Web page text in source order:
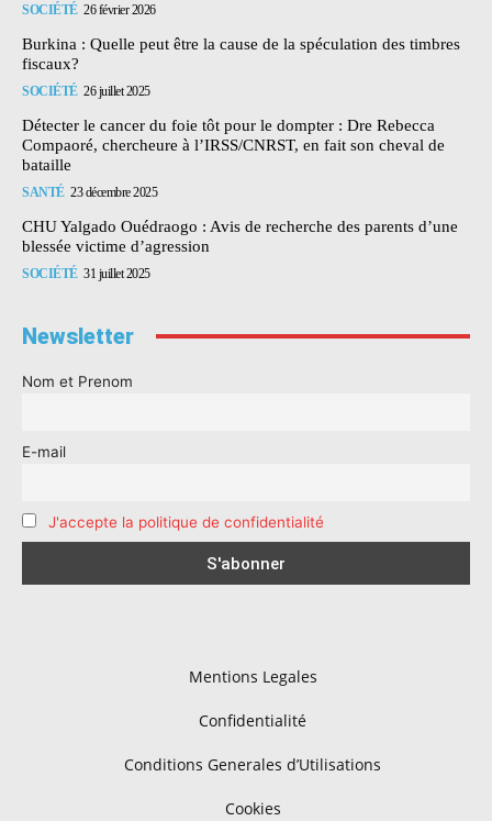
SOCIÉTÉ 26 février 2026
Burkina : Quelle peut être la cause de la spéculation des timbres
fiscaux?
SOCIÉTÉ 26 juillet 2025
Détecter le cancer du foie tôt pour le dompter : Dre Rebecca
Compaoré, chercheure à l’IRSS/CNRST, en fait son cheval de
bataille
SANTÉ 23 décembre 2025
CHU Yalgado Ouédraogo : Avis de recherche des parents d’une
blessée victime d’agression
SOCIÉTÉ 31 juillet 2025
Newsletter
Nom et Prenom
E-mail
J'accepte la politique de confidentialité
Mentions Legales
Confidentialité
Conditions Generales d’Utilisations
Cookies